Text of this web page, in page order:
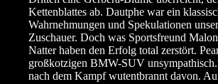
Kettenblattes ab. Dautphe war ein
Wahrnehmungen und Spekulationen
Zuschauer. Doch was Sportsfreund
Natter haben den Erfolg total zerstört.
großkotzigen BMW-SUV
nach dem Kampf wutentbrannt davon.